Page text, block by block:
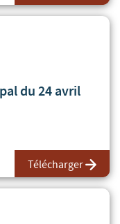
du 24 avril
Télécharger